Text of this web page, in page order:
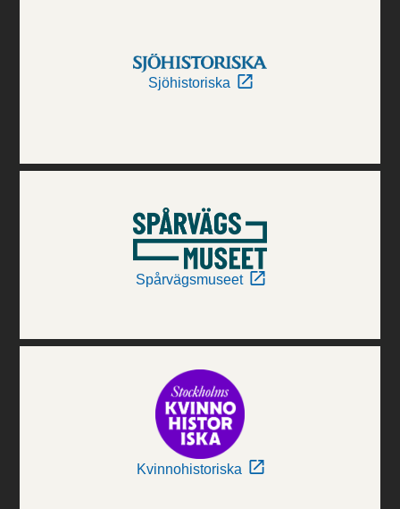
Sjöhistoriska
Spårvägsmuseet
Kvinnohistoriska